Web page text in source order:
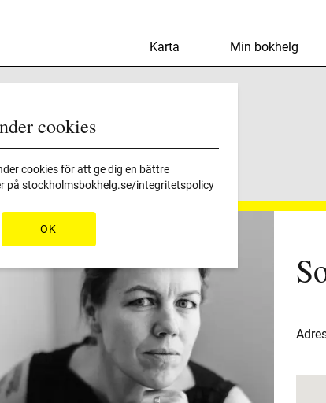
Karta Min bokhelg
> Solroseffekten
cookies
cookies för att ge dig en bättre
på stockholmsbokhelg.se/integritetspolicy
OK